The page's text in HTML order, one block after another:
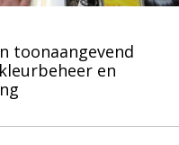
toonaangevend
en